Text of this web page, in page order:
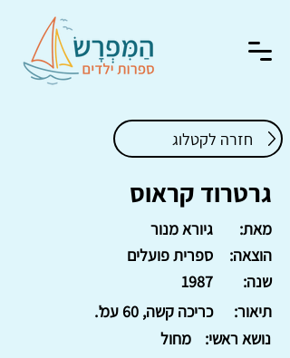
חזרה לקטלוג
גרטרוד קראוס
גיורא מנור
מאת:
ספרית פועלים
הוצאה:
1987
שנה:
כריכה קשה, 60 עמ'.
תיאור:
מחול
נושא ראשי: